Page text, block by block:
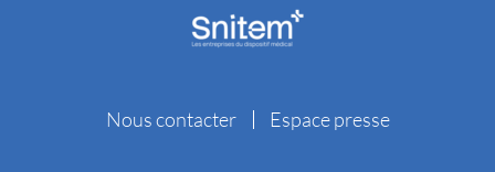
Nous contacter Espace presse